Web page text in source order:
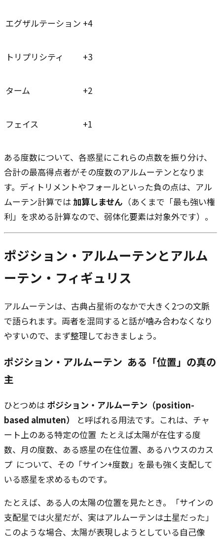
エグザルテーション +4
トリプリシティ +3
ターム +2
フェイス +1
ある度数について、各惑星にこれらの点数を振り分け、
合計の最高得点者がその度数のアルムーテンとなりま
す。ディトリメントやフォールといった負の点は、アル
ムーテン計算では加算しません （あくまで「最も強い権
利」を求める計算なので、弱体化要素は対象外です）。
ポジション・アルムーテンとアルム
ーテン・フィギュリス
アルムーテンは、古典占星術のなかで大きく2つの文脈
で語られます。両者を混同すると話が噛み合わなくなり
やすいので、まず整理しておきましょう。
ポジション・アルムーテン ―― ある「位置」の真の
主
ひとつめは ポジション・アルムーテン（position-
based almuten）
と呼ばれる用法です。これは、チャ
ート上のある特定の位置 ―― たとえば太陽が在住する度
数、月の度数、ある惑星の在住位置、あるハウスのカス
プ ―― について、その「サイン+度数」を最も強く支配して
いる惑星を求めるものです。
たとえば、ある人の太陽の位置を見たとき。「サインの
支配星では火星だが、実はアルムーテンは土星だった」 ――
このような場合、太陽が表現しようとしている自己像